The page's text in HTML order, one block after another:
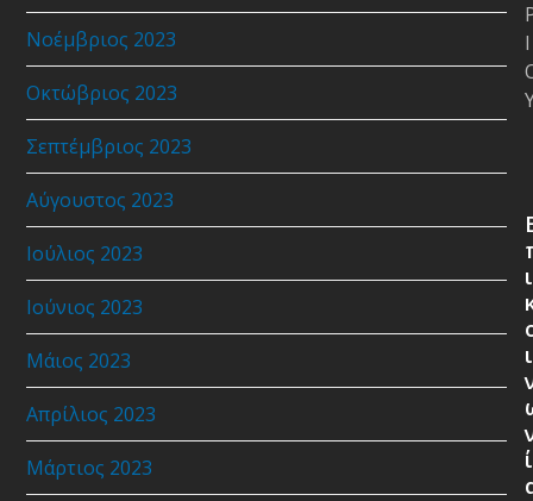
Νοέμβριος 2023
Οκτώβριος 2023
Σεπτέμβριος 2023
Αύγουστος 2023
Ιούλιος 2023
Ιούνιος 2023
Μάιος 2023
Απρίλιος 2023
Μάρτιος 2023
Ι
ι
ι
ί